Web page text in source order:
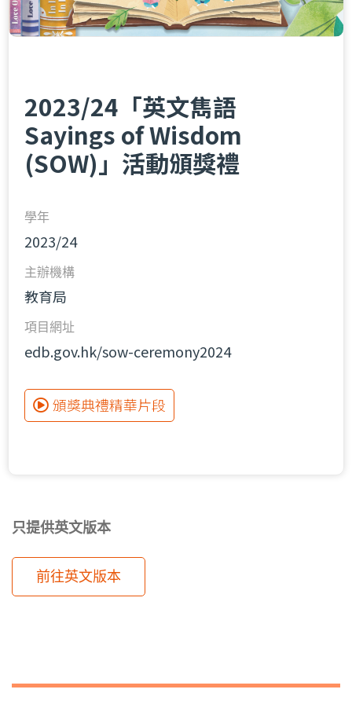
2023/24「英文雋語
Sayings of Wisdom
(SOW)」活動頒獎禮
學年
2023/24
主辦機構
教育局
項目網址
edb.gov.hk/sow-ceremony2024
頒獎典禮精華片段
只提供英文版本
前往英文版本